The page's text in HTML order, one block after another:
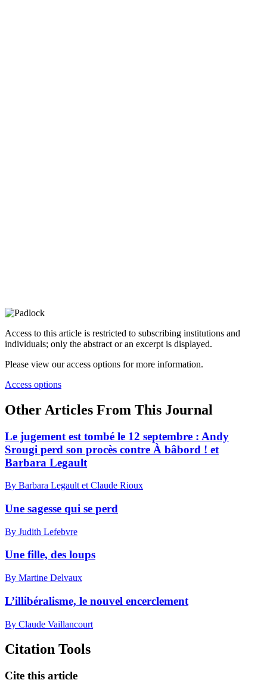
Access to this article is restricted to subscribing institutions and
individuals; only the abstract or an excerpt is displayed.
Please view our access options for more information.
Access options
Other Articles From This Journal
Le jugement est tombé le 12 septembre : Andy
Srougi perd son procès contre À bâbord ! et
Barbara Legault
By Barbara Legault et Claude Rioux
Une sagesse qui se perd
By Judith Lefebvre
Une fille, des loups
By Martine Delvaux
L’illibéralisme, le nouvel encerclement
By Claude Vaillancourt
Citation Tools
Cite this article